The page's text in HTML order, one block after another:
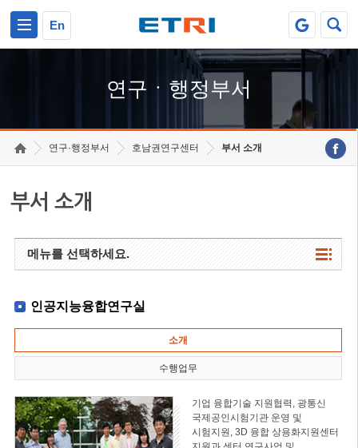
En
연구ㆍ행정부서
연구·행정부서 호남권연구센터 부서 소개
부서 소개
메뉴를 선택하세요.
인공지능융합연구실
소개
수행업무
기업 융합기술 지원협력, 광통신
국제공인시험기관 운영 및
시험지원, 3D 융합 상용화지원센터